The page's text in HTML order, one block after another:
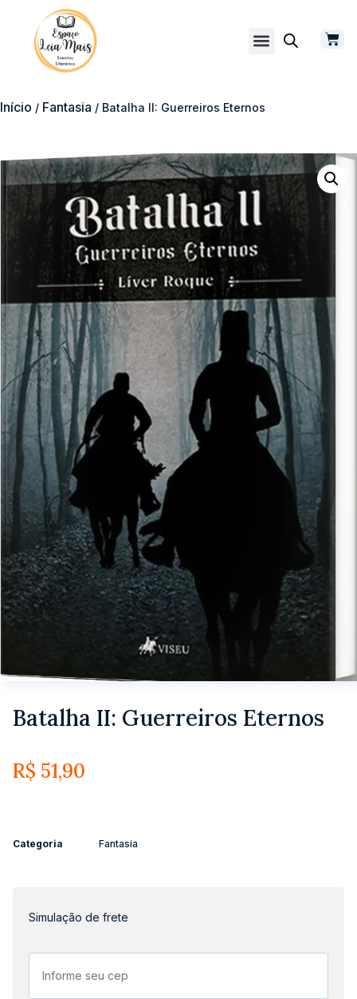
Início / Fantasia / Batalha II: Guerreiros Eternos
Batalha II: Guerreiros Eternos
R$ 51,90
Categoria Fantasia
Simulação de frete